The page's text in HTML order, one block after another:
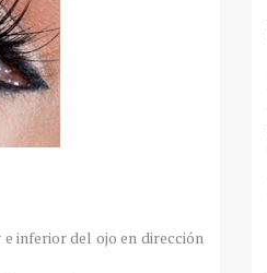
inferior del ojo en dirección